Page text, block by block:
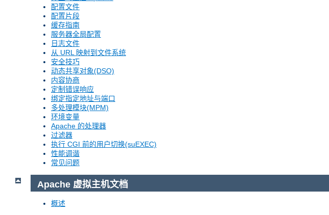
配置文件
配置片段
缓存指南
服务器全局配置
日志文件
从 URL 映射到文件系统
安全技巧
动态共享对象(DSO)
内容协商
定制错误响应
绑定指定地址与端口
多处理模块(MPM)
环境变量
Apache 的处理器
过滤器
执行 CGI 前的用户切换(suEXEC)
性能调谐
常见问题
Apache 虚拟主机文档
概述